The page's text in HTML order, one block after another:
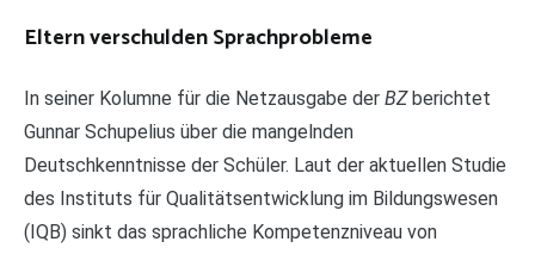
Eltern verschulden Sprachprobleme
In seiner Kolumne für die Netzausgabe der BZberichtet
Gunnar Schupelius über die mangelnden
Deutschkenntnisse der Schüler. Laut der aktuellen Studie
des Instituts für Qualitätsentwicklung im Bildungswesen
(IQB) sinkt das sprachliche Kompetenzniveau von